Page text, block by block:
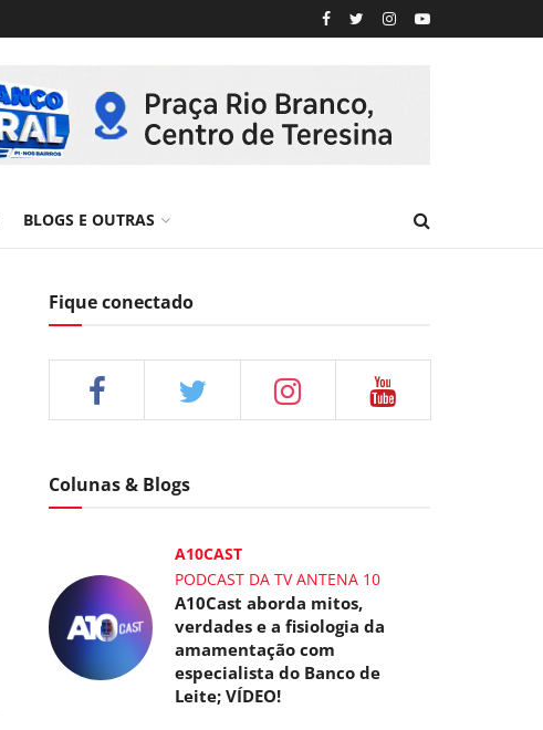
BLOGS E OUTRAS
Fique conectado
Colunas & Blogs
A10CAST
PODCAST DA TV ANTENA 10
A10Cast aborda mitos,
verdades e a fisiologia da
amamentação com
especialista do Banco de
Leite; VÍDEO!